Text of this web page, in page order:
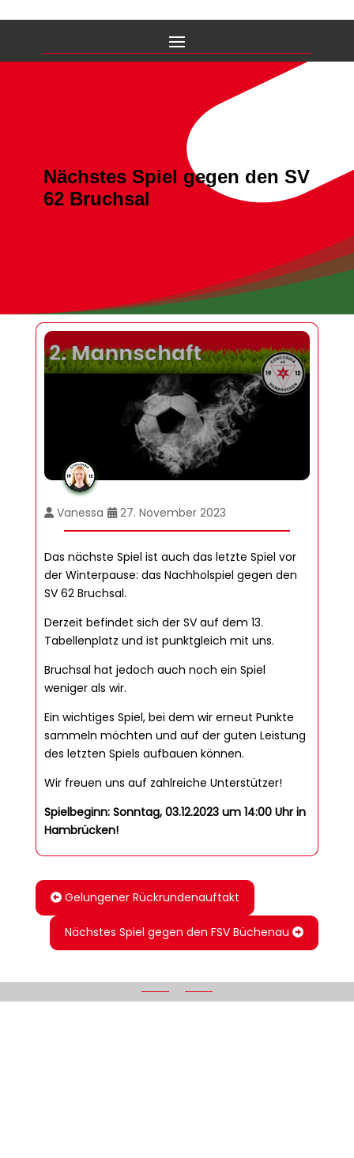
Nächstes Spiel gegen den SV
62 Bruchsal
Vanessa 27. November 2023
Das nächste Spiel ist auch das letzte Spiel vor
der Winterpause: das Nachholspiel gegen den
SV 62 Bruchsal.
Derzeit befindet sich der SV auf dem 13.
Tabellenplatz und ist punktgleich mit uns.
Bruchsal hat jedoch auch noch ein Spiel
weniger als wir.
Ein wichtiges Spiel, bei dem wir erneut Punkte
sammeln möchten und auf der guten Leistung
des letzten Spiels aufbauen können.
Wir freuen uns auf zahlreiche Unterstützer!
Spielbeginn: Sonntag, 03.12.2023 um 14:00 Uhr in
Hambrücken!
Gelungener Rückrundenauftakt
Nächstes Spiel gegen den FSV Büchenau